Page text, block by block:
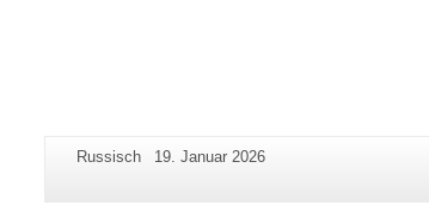
Zusätzliche
Seiten-
Russisch
Letzte
19. Januar 2026